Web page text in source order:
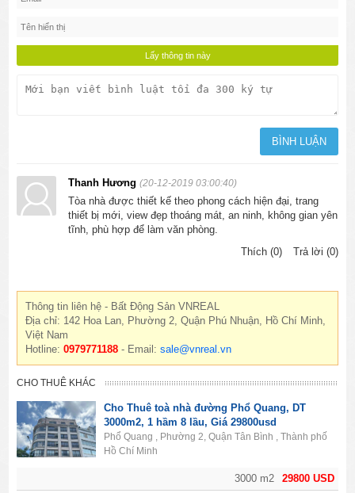
Thanh Hương(20-12-2019 03:00:40)
Tòa nhà được thiết kế theo phong cách hiện đại, trang
thiết bị mới, view đẹp thoáng mát, an ninh, không gian yên
tĩnh, phù hợp để làm văn phòng.
Thích (0)
Trả lời (0)
Thông tin liên hệ - Bất Động Sản VNREAL
Địa chỉ: 142 Hoa Lan, Phường 2, Quận Phú Nhuận, Hồ Chí Minh,
Việt Nam
Hotline:0979771188 - Email:sale@vnreal.vn
CHO THUÊ KHÁC
29800 USD
3000 m2
Cho Thuê toà nhà đường Phổ Quang, DT
3000m2, 1 hầm 8 lầu, Giá 29800usd
Phổ Quang , Phường 2, Quận Tân Bình , Thành phố
Hồ Chí Minh